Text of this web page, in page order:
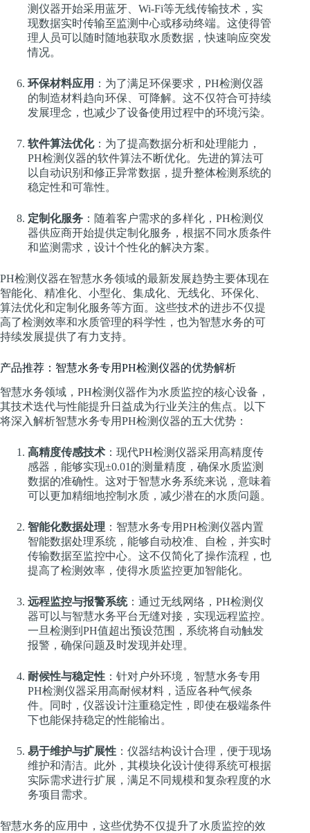
测仪器开始采用蓝牙、Wi-Fi等无线传输技术，实
现数据实时传输至监测中心或移动终端。这使得管
理人员可以随时随地获取水质数据，快速响应突发
情况。
环保材料应用 ：为了满足环保要求，PH检测仪器
的制造材料趋向环保、可降解。这不仅符合可持续
发展理念，也减少了设备使用过程中的环境污染。
软件算法优化：为了提高数据分析和处理能力，
PH检测仪器的软件算法不断优化。先进的算法可
以自动识别和修正异常数据，提升整体检测系统的
稳定性和可靠性。
定制化服务 ：随着客户需求的多样化，PH检测仪
器供应商开始提供定制化服务，根据不同水质条件
和监测需求，设计个性化的解决方案。
PH检测仪器在智慧水务领域的最新发展趋势主要体现在
智能化、精准化、小型化、集成化、无线化、环保化、
算法优化和定制化服务等方面。这些技术的进步不仅提
高了检测效率和水质管理的科学性，也为智慧水务的可
持续发展提供了有力支持。
产品推荐：智慧水务专用PH检测仪器的优势解析
智慧水务领域，PH检测仪器作为水质监控的核心设备，
其技术迭代与性能提升日益成为行业关注的焦点。以下
将深入解析智慧水务专用PH检测仪器的五大优势：
高精度传感技术 ：现代PH检测仪器采用高精度传
感器，能够实现±0.01的测量精度，确保水质监测
数据的准确性。这对于智慧水务系统来说，意味着
可以更加精细地控制水质，减少潜在的水质问题。
智能化数据处理 ：智慧水务专用PH检测仪器内置
智能数据处理系统，能够自动校准、自检，并实时
传输数据至监控中心。这不仅简化了操作流程，也
提高了检测效率，使得水质监控更加智能化。
远程监控与报警系统：通过无线网络，PH检测仪
器可以与智慧水务平台无缝对接，实现远程监控。
一旦检测到PH值超出预设范围，系统将自动触发
报警，确保问题及时发现并处理。
耐候性与稳定性 ：针对户外环境，智慧水务专用
PH检测仪器采用高耐候材料，适应各种气候条
件。同时，仪器设计注重稳定性，即使在极端条件
下也能保持稳定的性能输出。
易于维护与扩展性 ：仪器结构设计合理，便于现场
维护和清洁。此外，其模块化设计使得系统可根据
实际需求进行扩展，满足不同规模和复杂程度的水
务项目需求。
智慧水务的应用中，这些优势不仅提升了水质监控的效